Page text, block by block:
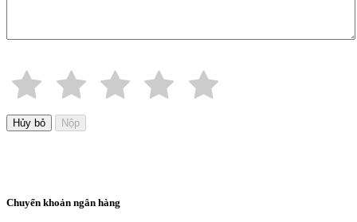
Hủy bỏ Nộp
Chuyển khoản ngân hàng